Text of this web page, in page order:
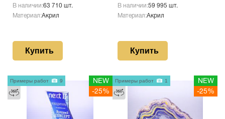
В наличии:63 710 шт.
Материал:Акрил
Купить
В наличии:59 995 шт.
Материал:Акрил
Купить
NEW
-25%
Примеры работ 9
NEW
-25%
Примеры работ 1